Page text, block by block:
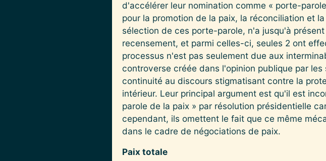
d'accélérer leur nomination comme « porte-
pour la promotion de la paix, la réconciliation et
sélection de ces porte-parole, n'a jusqu'à
recensement, et parmi celles-ci, seules 2 ont
processus n'est pas seulement due aux
controverse créée dans l'opinion publique par
continuité au discours stigmatisant contre la
intérieur. Leur principal argument est qu'il est
parole de la paix » par résolution présidentielle
cependant, ils omettent le fait que ce même
dans le cadre de négociations de paix.
Paix totale